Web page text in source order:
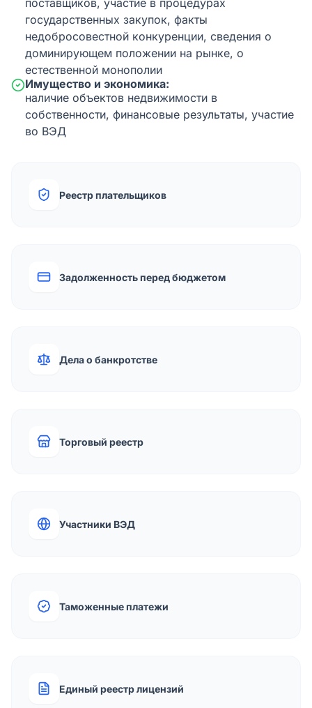
поставщиков, участие в процедурах
государственных закупок, факты
недобросовестной конкуренции, сведения о
доминирующем положении на рынке, о
естественной монополии
Имущество и экономика:
наличие объектов недвижимости в
собственности, финансовые результаты, участие
во ВЭД
Реестр плательщиков
Задолженность перед бюджетом
Дела о банкротстве
Торговый реестр
Участники ВЭД
Таможенные платежи
Единый реестр лицензий